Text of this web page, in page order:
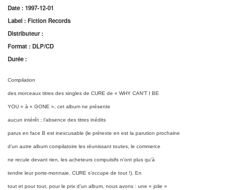
Date : 1997-12-01
Label : Fiction Records
Distributeur :
Format : DLP/CD
Durée :
Compilation
des morceaux titres des singles de CURE de « WHY CAN’T I BE
YOU » à « GONE », cet album ne présente
aucun intérêt ; l’absence des titres inédits
parus en face B est inexcusable (le prétexte en est la parution prochaine
d’un autre album compilatoire les réunissant toutes, le commerce
ne recule devant rien, les acheteurs compulsifs n’ont plus qu’à
tendre leur porte-monnaie, CURE s’occupe de tout !). En
tout et pour tout, pour le prix d’un album, nous avons : une « jolie »